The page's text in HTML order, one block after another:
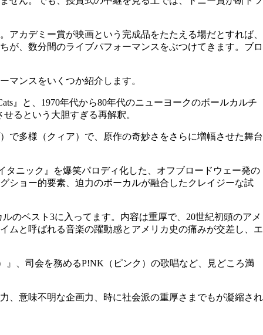
カデミー賞が映画という完成品をたたえる場だとすれば、
が、数分間のライブパフォーマンスをぶつけてきます。ブロ
マンスをいくつか紹介します。
』と、1970年代から80年代のニューヨークのボールカルチ
るという大胆すぎる再解釈。
多様（クィア）で、原作の奇妙さをさらに増幅させた舞台
タニック』を爆笑パロディ化した、オフブロードウェー発の
ショー的要素、迫力のボーカルが融合したクレイジーな試
のベスト3に入ってます。内容は重厚で、20世紀初頭のアメ
ムと呼ばれる音楽の躍動感とアメリカ史の痛みが交差し、エ
』、司会を務めるP!NK（ピンク）の歌唱など、見どころ満
意味不明な企画力、時に社会派の重厚さまでもが凝縮され